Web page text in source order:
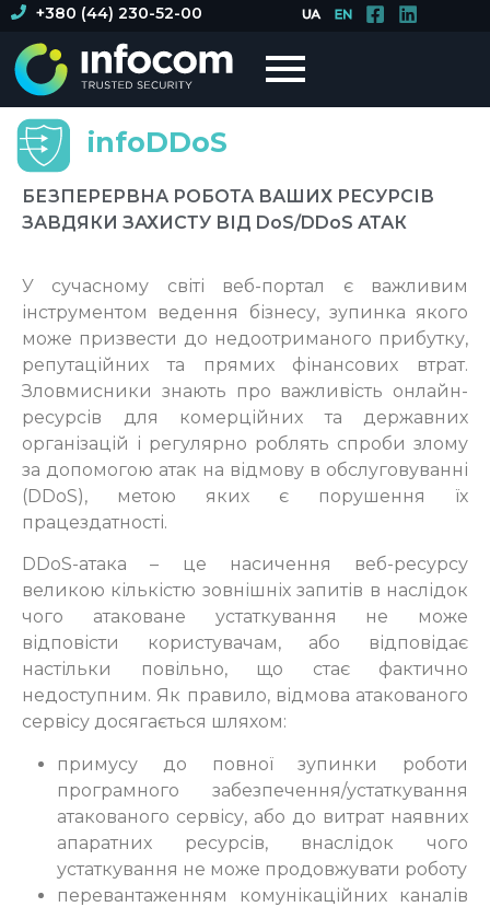
+380 (44) 230-52-00
infoDDoS
БЕЗПЕРЕРВНА РОБОТА ВАШИХ РЕСУРСІВ
ЗАВДЯКИ ЗАХИСТУ ВІД DoS/DDoS АТАК
У сучасному світі веб-портал є важливим
інструментом ведення бізнесу, зупинка якого
може призвести до недоотриманого прибутку,
репутаційних та прямих фінансових втрат.
Зловмисники знають про важливість онлайн-
ресурсів для комерційних та державних
організацій і регулярно роблять спроби злому
за допомогою атак на відмову в обслуговуванні
(DDoS), метою яких є порушення їх
працездатності.
DDoS-атака – це насичення веб-ресурсу
великою кількістю зовнішніх запитів в наслідок
чого атаковане устаткування не може
відповісти користувачам, або відповідає
настільки повільно, що стає фактично
недоступним. Як правило, відмова атакованого
сервісу досягається шляхом:
примусу до повної зупинки роботи
програмного забезпечення/устаткування
атакованого сервісу, або до витрат наявних
апаратних ресурсів, внаслідок чого
устаткування не може продовжувати роботу
перевантаженням комунікаційних каналів